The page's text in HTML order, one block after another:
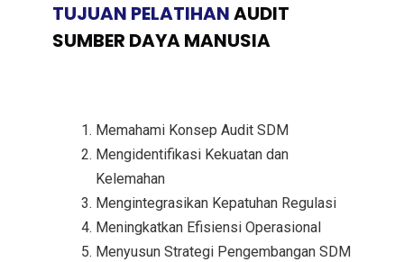
TUJUAN PELATIHANAUDIT
SUMBER DAYA MANUSIA
Memahami Konsep Audit SDM
Mengidentifikasi Kekuatan dan
Kelemahan
Mengintegrasikan Kepatuhan Regulasi
Meningkatkan Efisiensi Operasional
Menyusun Strategi Pengembangan SDM